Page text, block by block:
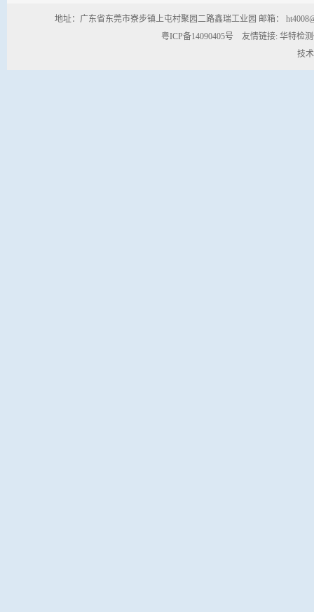
地址：广东省东莞市寮步镇上屯村聚园二路鑫瑞工业园 邮箱：
粤ICP备14090405号 友情链接: 华特检
技